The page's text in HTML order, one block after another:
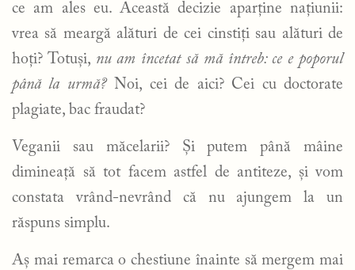
ce am ales eu. Această decizie aparține națiunii:
vrea să meargă alături de cei cinstiți sau alături de
hoți? Totuși, nu am încetat să mă întreb: ce e poporul
până la urmă?Noi, cei de aici? Cei cu doctorate
plagiate, bac fraudat?
Veganii sau măcelarii? Și putem până mâine
dimineață să tot facem astfel de antiteze, și vom
constata vrând-nevrând că nu ajungem la un
răspuns simplu.
Aș mai remarca o chestiune înainte să mergem mai